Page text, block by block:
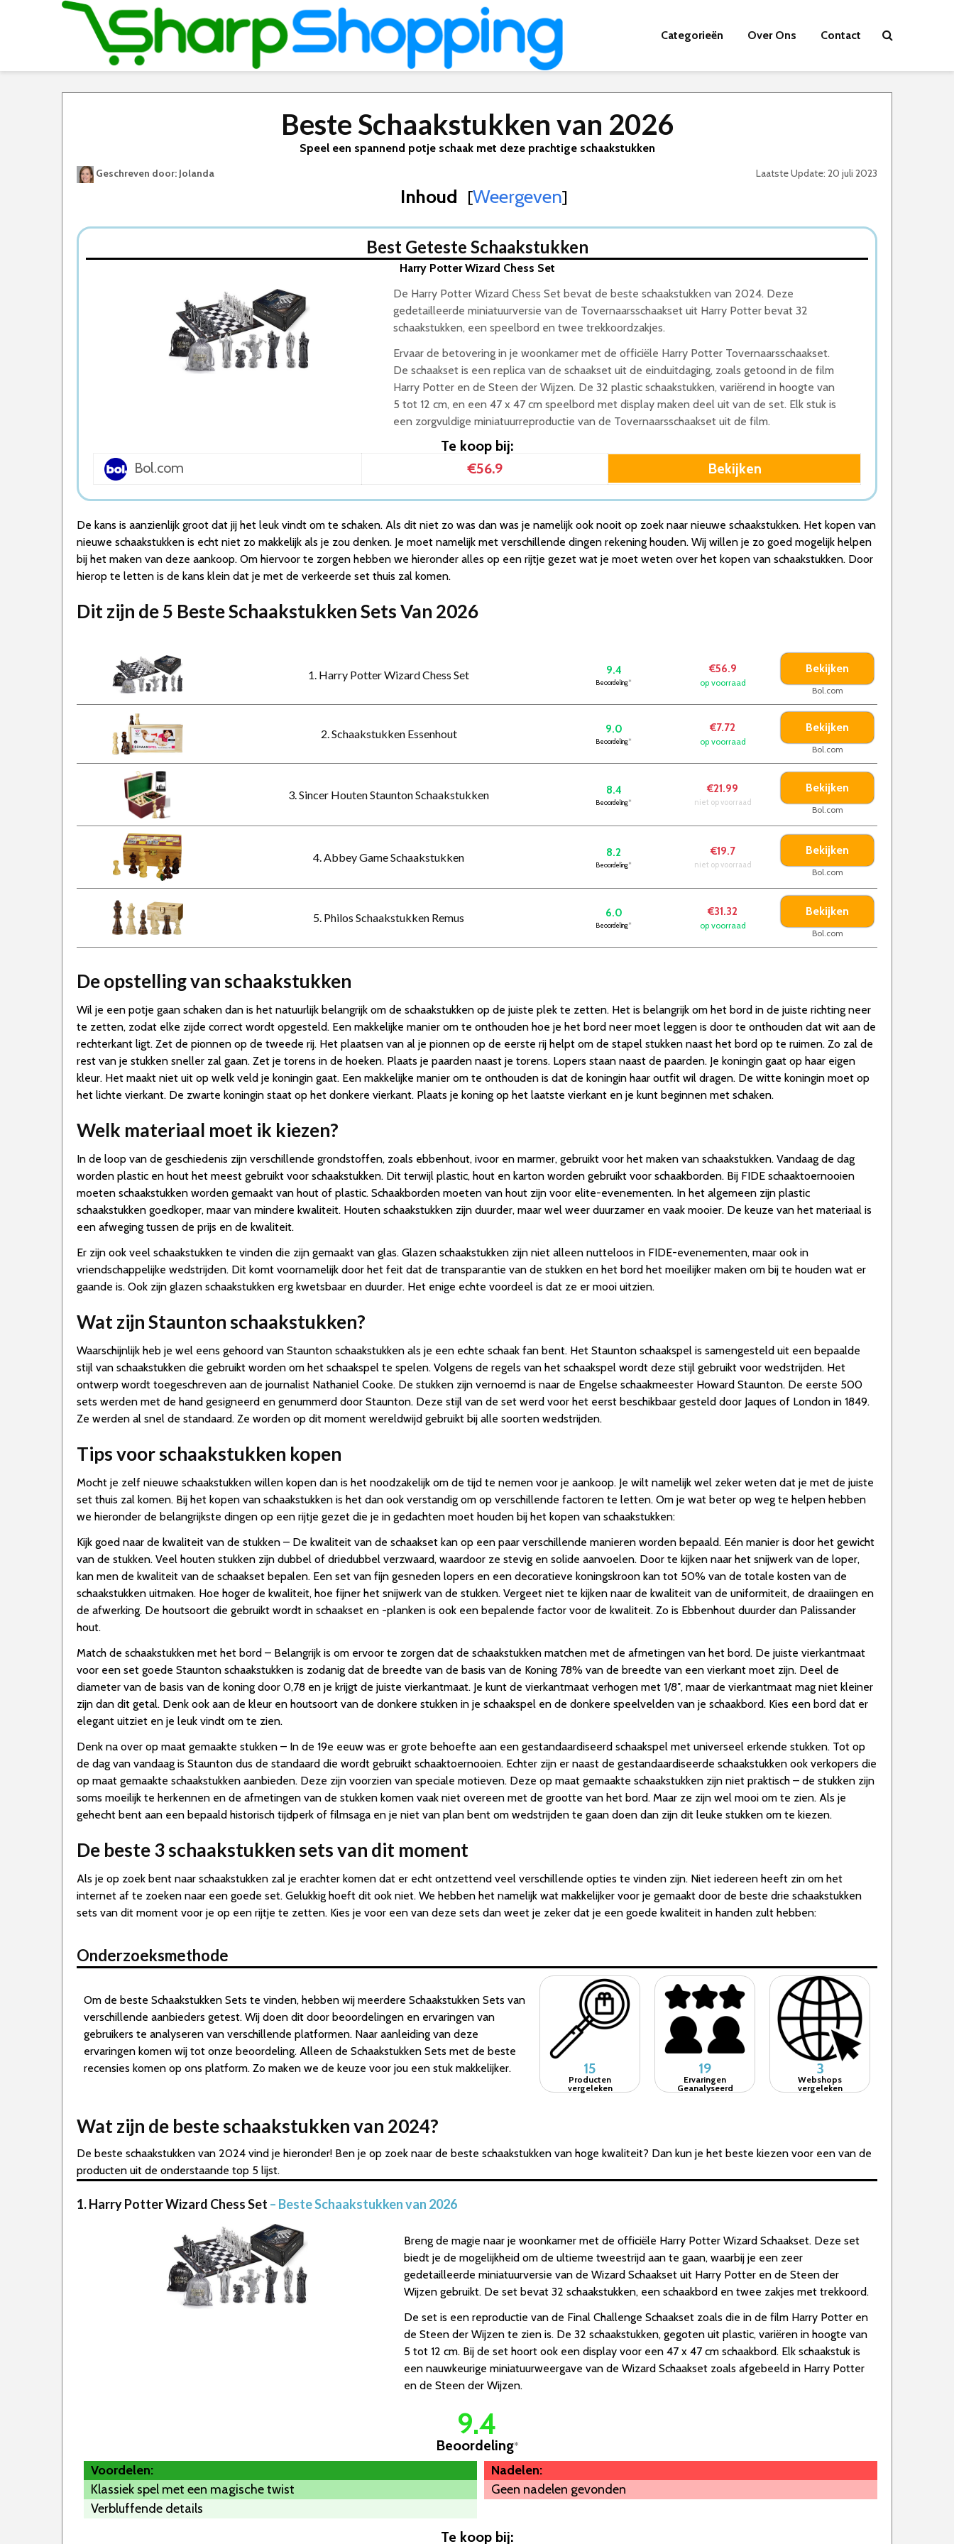
Categorieën Over Ons Contact
Beste Schaakstukken van 2026
Speel een spannend potje schaak met deze prachtige schaakstukken
Geschreven door: Jolanda Laatste Update: 20 juli 2023
Inhoud [Weergeven]
3. Sincer Houten Staunton Schaakstukken
4. Abbey Game Schaakstukken
5. Philos Schaakstukken Remus
Wat is de beste Schaakstukken van 2026
1. Beste Schaakstukken van 2026
2. Beste Budget Schaakstukken van 2026
Best Geteste Schaakstukken
Harry Potter Wizard Chess Set
De Harry Potter Wizard Chess Set bevat de beste schaakstukken van 2024. Deze
gedetailleerde miniatuurversie van de Tovernaarsschaakset uit Harry Potter bevat 32
schaakstukken, een speelbord en twee trekkoordzakjes.
Ervaar de betovering in je woonkamer met de officiële Harry Potter Tovernaarsschaakset.
De schaakset is een replica van de schaakset uit de einduitdaging, zoals getoond in de film
Harry Potter en de Steen der Wijzen. De 32 plastic schaakstukken, variërend in hoogte van
5 tot 12 cm, en een 47 x 47 cm speelbord met display maken deel uit van de set. Elk stuk is
een zorgvuldige miniatuurreproductie van de Tovernaarsschaakset uit de film.
Te koop bij:
Bol.com
€56.9 Bekijken
De kans is aanzienlijk groot dat jij het leuk vindt om te schaken. Als dit niet zo was dan was je namelijk ook nooit op zoek naar nieuwe schaakstukken. Het kopen van
nieuwe schaakstukken is echt niet zo makkelijk als je zou denken. Je moet namelijk met verschillende dingen rekening houden. Wij willen je zo goed mogelijk helpen
bij het maken van deze aankoop. Om hiervoor te zorgen hebben we hieronder alles op een rijtje gezet wat je moet weten over het kopen van schaakstukken. Door
hierop te letten is de kans klein dat je met de verkeerde set thuis zal komen.
Dit zijn de 5 Beste Schaakstukken Sets Van 2026
1. Harry Potter Wizard Chess Set 9.4
Beoordeling*
€56.9
op voorraad
Bekijken
Bol.com
2. Schaakstukken Essenhout 9.0
Beoordeling*
€7.72
op voorraad
Bekijken
Bol.com
3. Sincer Houten Staunton Schaakstukken 8.4
Beoordeling*
€21.99
niet op voorraad
Bekijken
Bol.com
4. Abbey Game Schaakstukken 8.2
Beoordeling*
€19.7
niet op voorraad
Bekijken
Bol.com
5. Philos Schaakstukken Remus 6.0
Beoordeling*
€31.32
op voorraad
Bekijken
Bol.com
De opstelling van schaakstukken
Wil je een potje gaan schaken dan is het natuurlijk belangrijk om de schaakstukken op de juiste plek te zetten. Het is belangrijk om het bord in de juiste richting neer
te zetten, zodat elke zijde correct wordt opgesteld. Een makkelijke manier om te onthouden hoe je het bord neer moet leggen is door te onthouden dat wit aan de
rechterkant ligt. Zet de pionnen op de tweede rij. Het plaatsen van al je pionnen op de eerste rij helpt om de stapel stukken naast het bord op te ruimen. Zo zal de
rest van je stukken sneller zal gaan. Zet je torens in de hoeken. Plaats je paarden naast je torens. Lopers staan naast de paarden. Je koningin gaat op haar eigen
kleur. Het maakt niet uit op welk veld je koningin gaat. Een makkelijke manier om te onthouden is dat de koningin haar outfit wil dragen. De witte koningin moet op
het lichte vierkant. De zwarte koningin staat op het donkere vierkant. Plaats je koning op het laatste vierkant en je kunt beginnen met schaken.
Welk materiaal moet ik kiezen?
In de loop van de geschiedenis zijn verschillende grondstoffen, zoals ebbenhout, ivoor en marmer, gebruikt voor het maken van schaakstukken. Vandaag de dag
worden plastic en hout het meest gebruikt voor schaakstukken. Dit terwijl plastic, hout en karton worden gebruikt voor schaakborden. Bij FIDE schaaktoernooien
moeten schaakstukken worden gemaakt van hout of plastic. Schaakborden moeten van hout zijn voor elite-evenementen. In het algemeen zijn plastic
schaakstukken goedkoper, maar van mindere kwaliteit. Houten schaakstukken zijn duurder, maar wel weer duurzamer en vaak mooier. De keuze van het materiaal is
een afweging tussen de prijs en de kwaliteit.
Er zijn ook veel schaakstukken te vinden die zijn gemaakt van glas. Glazen schaakstukken zijn niet alleen nutteloos in FIDE-evenementen, maar ook in
vriendschappelijke wedstrijden. Dit komt voornamelijk door het feit dat de transparantie van de stukken en het bord het moeilijker maken om bij te houden wat er
gaande is. Ook zijn glazen schaakstukken erg kwetsbaar en duurder. Het enige echte voordeel is dat ze er mooi uitzien.
Wat zijn Staunton schaakstukken?
Waarschijnlijk heb je wel eens gehoord van Staunton schaakstukken als je een echte schaak fan bent. Het Staunton schaakspel is samengesteld uit een bepaalde
stijl van schaakstukken die gebruikt worden om het schaakspel te spelen. Volgens de regels van het schaakspel wordt deze stijl gebruikt voor wedstrijden. Het
ontwerp wordt toegeschreven aan de journalist Nathaniel Cooke. De stukken zijn vernoemd is naar de Engelse schaakmeester Howard Staunton. De eerste 500
sets werden met de hand gesigneerd en genummerd door Staunton. Deze stijl van de set werd voor het eerst beschikbaar gesteld door Jaques of London in 1849.
Ze werden al snel de standaard. Ze worden op dit moment wereldwijd gebruikt bij alle soorten wedstrijden.
Tips voor schaakstukken kopen
Mocht je zelf nieuwe schaakstukken willen kopen dan is het noodzakelijk om de tijd te nemen voor je aankoop. Je wilt namelijk wel zeker weten dat je met de juiste
set thuis zal komen. Bij het kopen van schaakstukken is het dan ook verstandig om op verschillende factoren te letten. Om je wat beter op weg te helpen hebben
we hieronder de belangrijkste dingen op een rijtje gezet die je in gedachten moet houden bij het kopen van schaakstukken:
Kijk goed naar de kwaliteit van de stukken – De kwaliteit van de schaakset kan op een paar verschillende manieren worden bepaald. Eén manier is door het gewicht
van de stukken. Veel houten stukken zijn dubbel of driedubbel verzwaard, waardoor ze stevig en solide aanvoelen. Door te kijken naar het snijwerk van de loper,
kan men de kwaliteit van de schaakset bepalen. Een set van fijn gesneden lopers en een decoratieve koningskroon kan tot 50% van de totale kosten van de
schaakstukken uitmaken. Hoe hoger de kwaliteit, hoe fijner het snijwerk van de stukken. Vergeet niet te kijken naar de kwaliteit van de uniformiteit, de draaiingen en
de afwerking. De houtsoort die gebruikt wordt in schaakset en -planken is ook een bepalende factor voor de kwaliteit. Zo is Ebbenhout duurder dan Palissander
hout.
Match de schaakstukken met het bord – Belangrijk is om ervoor te zorgen dat de schaakstukken matchen met de afmetingen van het bord. De juiste vierkantmaat
voor een set goede Staunton schaakstukken is zodanig dat de breedte van de basis van de Koning 78% van de breedte van een vierkant moet zijn. Deel de
diameter van de basis van de koning door 0,78 en je krijgt de juiste vierkantmaat. Je kunt de vierkantmaat verhogen met 1/8″, maar de vierkantmaat mag niet kleiner
zijn dan dit getal. Denk ook aan de kleur en houtsoort van de donkere stukken in je schaakspel en de donkere speelvelden van je schaakbord. Kies een bord dat er
elegant uitziet en je leuk vindt om te zien.
Denk na over op maat gemaakte stukken – In de 19e eeuw was er grote behoefte aan een gestandaardiseerd schaakspel met universeel erkende stukken. Tot op
de dag van vandaag is Staunton dus de standaard die wordt gebruikt schaaktoernooien. Echter zijn er naast de gestandaardiseerde schaakstukken ook verkopers die
op maat gemaakte schaakstukken aanbieden. Deze zijn voorzien van speciale motieven. Deze op maat gemaakte schaakstukken zijn niet praktisch – de stukken zijn
soms moeilijk te herkennen en de afmetingen van de stukken komen vaak niet overeen met de grootte van het bord. Maar ze zijn wel mooi om te zien. Als je
gehecht bent aan een bepaald historisch tijdperk of filmsaga en je niet van plan bent om wedstrijden te gaan doen dan zijn dit leuke stukken om te kiezen.
De beste 3 schaakstukken sets van dit moment
Als je op zoek bent naar schaakstukken zal je erachter komen dat er echt ontzettend veel verschillende opties te vinden zijn. Niet iedereen heeft zin om het
internet af te zoeken naar een goede set. Gelukkig hoeft dit ook niet. We hebben het namelijk wat makkelijker voor je gemaakt door de beste drie schaakstukken
sets van dit moment voor je op een rijtje te zetten. Kies je voor een van deze sets dan weet je zeker dat je een goede kwaliteit in handen zult hebben:
Onderzoeksmethode
Om de beste Schaakstukken Sets te vinden, hebben wij meerdere Schaakstukken Sets van
verschillende aanbieders getest. Wij doen dit door beoordelingen en ervaringen van
gebruikers te analyseren van verschillende platformen. Naar aanleiding van deze
ervaringen komen wij tot onze beoordeling. Alleen de Schaakstukken Sets met de beste
recensies komen op ons platform. Zo maken we de keuze voor jou een stuk makkelijker.
15
Producten
vergeleken
19
Ervaringen
Geanalyseerd
3
Webshops
vergeleken
Wat zijn de beste schaakstukken van 2024?
De beste schaakstukken van 2024 vind je hieronder! Ben je op zoek naar de beste schaakstukken van hoge kwaliteit? Dan kun je het beste kiezen voor een van de
producten uit de onderstaande top 5 lijst.
1. Harry Potter Wizard Chess Set – Beste Schaakstukken van 2026
Breng de magie naar je woonkamer met de officiële Harry Potter Wizard Schaakset. Deze set
biedt je de mogelijkheid om de ultieme tweestrijd aan te gaan, waarbij je een zeer
gedetailleerde miniatuurversie van de Wizard Schaakset uit Harry Potter en de Steen der
Wijzen gebruikt. De set bevat 32 schaakstukken, een schaakbord en twee zakjes met trekkoord.
De set is een reproductie van de Final Challenge Schaakset zoals die in de film Harry Potter en
de Steen der Wijzen te zien is. De 32 schaakstukken, gegoten uit plastic, variëren in hoogte van
5 tot 12 cm. Bij de set hoort ook een display voor een 47 x 47 cm schaakbord. Elk schaakstuk is
een nauwkeurige miniatuurweergave van de Wizard Schaakset zoals afgebeeld in Harry Potter
en de Steen der Wijzen.
9.4
Beoordeling*
Voordelen:
Klassiek spel met een magische twist
Verbluffende details
Nadelen:
Geen nadelen gevonden
Te koop bij: